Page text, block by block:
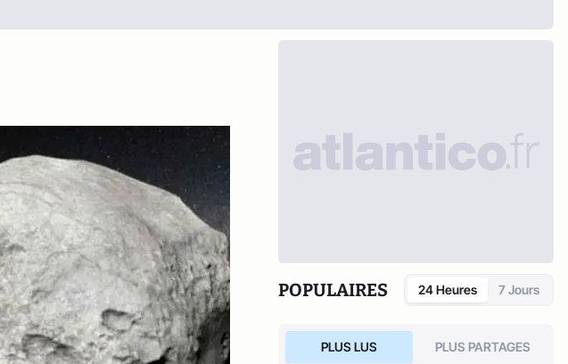
POPULAIRES 24 Heures 7 Jours
PLUS LUS PLUS PARTAGES